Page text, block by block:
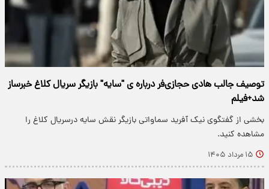
توصیف جالب هادی حجازی‌فر درباره ی "سایه" بازیگر سریال کلاغ خبرساز
شد+فیلم
بخشی از گفتگوی نیک آفرید سماواتی بازیگر نقش سایه درسریال کلاغ را
مشاهده کنید.
۱۵ مرداد ۱۴۰۵